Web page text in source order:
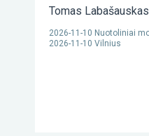
Tomas Labašauskas
2026-11-10 Nuotoliniai
2026-11-10 Vilnius